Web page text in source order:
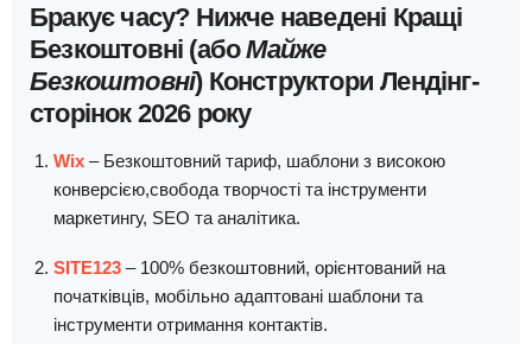
Бракує часу? Нижче наведені Кращі
Безкоштовні (абоМайже
Безкоштовні) Конструктори Лендінг-
сторінок 2026 року
Wix – Безкоштовний тариф, шаблони з високою
конверсією,свобода творчості та інструменти
маркетингу, SEO та аналітика.
SITE123 – 100% безкоштовний, орієнтований на
початківців, мобільно адаптовані шаблони та
інструменти отримання контактів.